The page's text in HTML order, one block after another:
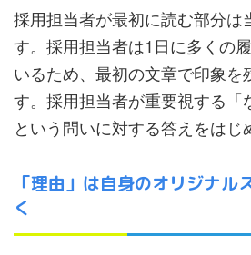
採用担当者が最初に読む部分は
す。採用担当者は1日に多くの
いるため、最初の文章で印象を
す。採用担当者が重要視する「
という問いに対する答えをはじ
「理由」は自身のオリジナル
く